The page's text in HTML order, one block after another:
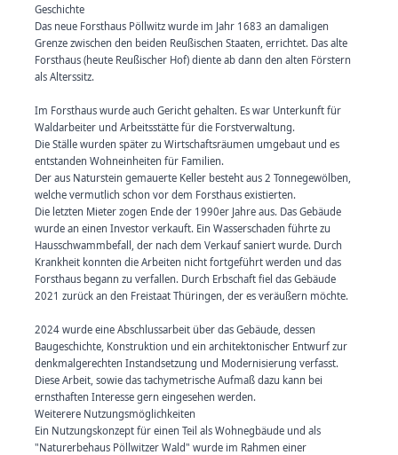
Geschichte
Das neue Forsthaus Pöllwitz wurde im Jahr 1683 an damaligen
Grenze zwischen den beiden Reußischen Staaten, errichtet. Das alte
Forsthaus (heute Reußischer Hof) diente ab dann den alten Förstern
als Alterssitz.
Im Forsthaus wurde auch Gericht gehalten. Es war Unterkunft für
Waldarbeiter und Arbeitsstätte für die Forstverwaltung.
Die Ställe wurden später zu Wirtschaftsräumen umgebaut und es
entstanden Wohneinheiten für Familien.
Der aus Naturstein gemauerte Keller besteht aus 2 Tonnegewölben,
welche vermutlich schon vor dem Forsthaus existierten.
Die letzten Mieter zogen Ende der 1990er Jahre aus. Das Gebäude
wurde an einen Investor verkauft. Ein Wasserschaden führte zu
Hausschwammbefall, der nach dem Verkauf saniert wurde. Durch
Krankheit konnten die Arbeiten nicht fortgeführt werden und das
Forsthaus begann zu verfallen. Durch Erbschaft fiel das Gebäude
2021 zurück an den Freistaat Thüringen, der es veräußern möchte.
2024 wurde eine Abschlussarbeit über das Gebäude, dessen
Baugeschichte, Konstruktion und ein architektonischer Entwurf zur
denkmalgerechten Instandsetzung und Modernisierung verfasst.
Diese Arbeit, sowie das tachymetrische Aufmaß dazu kann bei
ernsthaften Interesse gern eingesehen werden.
Weiterere Nutzungsmöglichkeiten
Ein Nutzungskonzept für einen Teil als Wohnegbäude und als
"Naturerbehaus Pöllwitzer Wald" wurde im Rahmen einer